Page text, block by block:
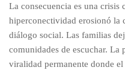
La consecuencia es una
hiperconectividad erosionó la
diálogo social. Las familias
comunidades de escuchar. La
viralidad permanente donde